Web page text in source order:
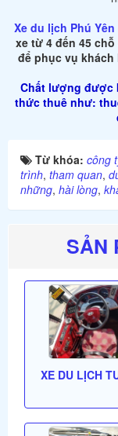
Xe du lịch Phú Yên
xe từ 4 đến 45
để phục vụ
Chất lượng được
thức thuê như:
Từ khóa: công
trình, tham quan,
những, hài lòng,
SẢN
XE DU LỊCH